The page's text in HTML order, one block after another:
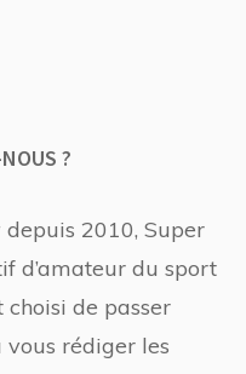
?
2010, Super
d’amateur du sport
de passer
rédiger les